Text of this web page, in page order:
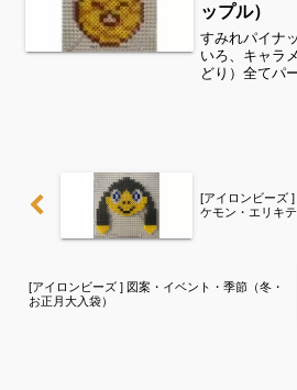
ップル）
すみれパイナ
いろ、キャラ
どり）全てパ
[アイロンビー
ケモン・エリキテ
[アイロンビーズ ] 図案・イベント・季節（冬・
お正月大入袋）